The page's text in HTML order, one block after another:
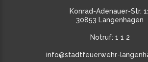
Konrad-Adenauer-Str.
30853 Langenhagen
Notruf: 1 1 2
info@stadtfeuerwehr-